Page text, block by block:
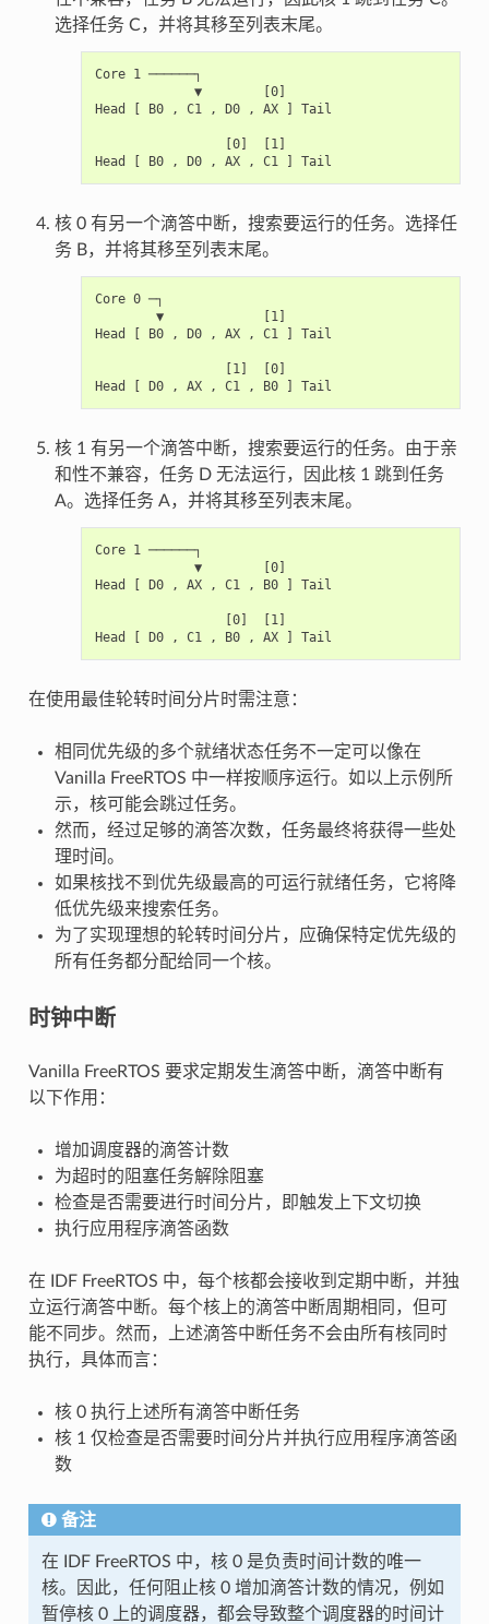
选择任务 C，并将其移至列表末尾。
Core 1 ──────┐
             ▼        [0]
Head [ B0 , C1 , D0 , AX ] Tail
                 [0]  [1]
核 0 有另一个滴答中断，搜索要运行的任务。选择任
务 B，并将其移至列表末尾。
Core 0 ─┐
        ▼             [1]
Head [ B0 , D0 , AX , C1 ] Tail
                 [1]  [0]
核 1 有另一个滴答中断，搜索要运行的任务。由于亲
和性不兼容，任务 D 无法运行，因此核 1 跳到任务
A。选择任务 A，并将其移至列表末尾。
Core 1 ──────┐
             ▼        [0]
Head [ D0 , AX , C1 , B0 ] Tail
                 [0]  [1]
在使用最佳轮转时间分片时需注意：
相同优先级的多个就绪状态任务不一定可以像在
Vanilla FreeRTOS 中一样按顺序运行。如以上示例所
示，核可能会跳过任务。
然而，经过足够的滴答次数，任务最终将获得一些处
理时间。
如果核找不到优先级最高的可运行就绪任务，它将降
低优先级来搜索任务。
为了实现理想的轮转时间分片，应确保特定优先级的
所有任务都分配给同一个核。
时钟中断
Vanilla FreeRTOS 要求定期发生滴答中断，滴答中断有
以下作用：
增加调度器的滴答计数
为超时的阻塞任务解除阻塞
检查是否需要进行时间分片，即触发上下文切换
执行应用程序滴答函数
在 IDF FreeRTOS 中，每个核都会接收到定期中断，并独
立运行滴答中断。每个核上的滴答中断周期相同，但可
能不同步。然而，上述滴答中断任务不会由所有核同时
执行，具体而言：
核 0 执行上述所有滴答中断任务
核 1 仅检查是否需要时间分片并执行应用程序滴答函
数
备注
在 IDF FreeRTOS 中，核 0 是负责时间计数的唯一
核。因此，任何阻止核 0 增加滴答计数的情况，例如
暂停核 0 上的调度器，都会导致整个调度器的时间计